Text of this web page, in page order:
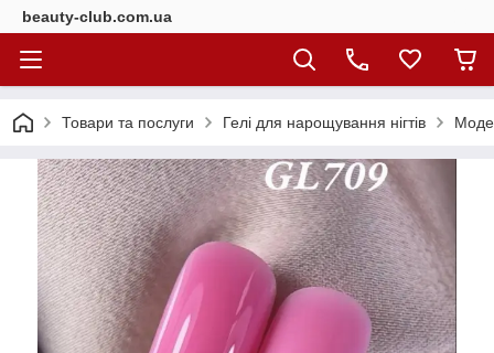
beauty-club.com.ua
Товари та послуги Гелі для нарощування нігтів